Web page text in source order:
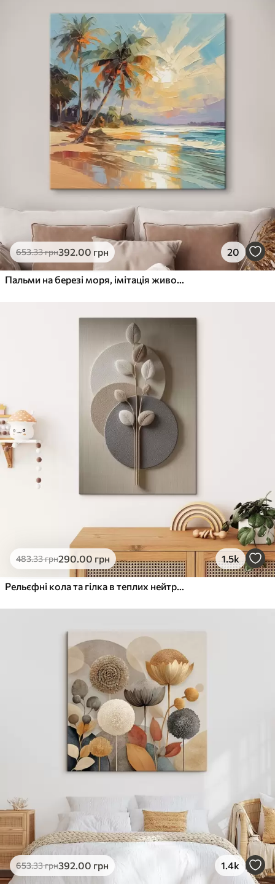
Яскраві, насичені кольори
Стійкість до вицвітання
Безпечне чорнило без запаху
Поверхня з текстурою полотна
Екологічний матеріал
Преміум
.00грн
Яскраві, насичені кольори
Стійкість до вицвітання
Безпечне чорнило без запаху
Поверхня з текстурою полотна
✗
Еко-Преміум
.00грн
✓Яскраві, насичені кольори
Поверхня з текстурою полотна
653.33грн392.00 грн 20
Пальми на березі моря, імітація живопису
483.33грн290.00 грн 1.5k
Рельєфні кола та гілка в теплих нейтральних тонах
653.33грн392.00 грн 1.4k